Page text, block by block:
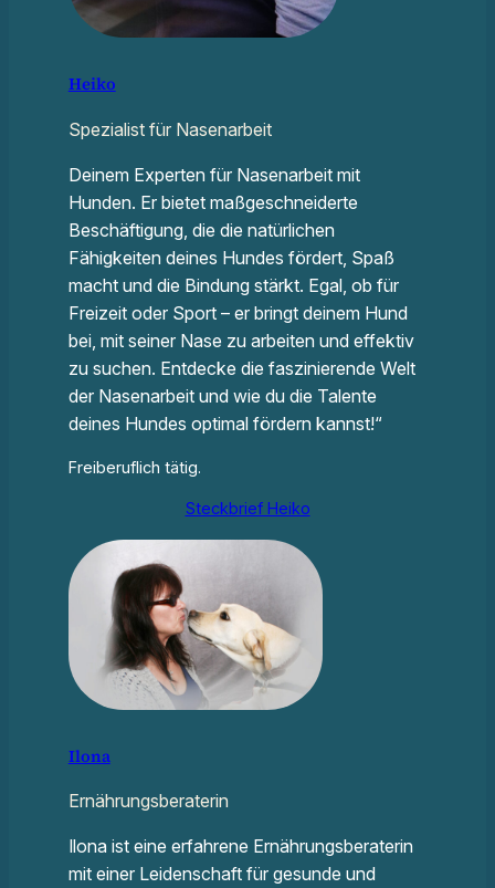
Heiko
Spezialist für Nasenarbeit
Deinem Experten für Nasenarbeit mit
Hunden. Er bietet maßgeschneiderte
Beschäftigung, die die natürlichen
Fähigkeiten deines Hundes fördert, Spaß
macht und die Bindung stärkt. Egal, ob für
Freizeit oder Sport – er bringt deinem Hund
bei, mit seiner Nase zu arbeiten und effektiv
zu suchen. Entdecke die faszinierende Welt
der Nasenarbeit und wie du die Talente
deines Hundes optimal fördern kannst!“
Freiberuflich tätig.
Steckbrief Heiko
Ilona
Ernährungsberaterin
Ilona ist eine erfahrene Ernährungsberaterin
mit einer Leidenschaft für gesunde und